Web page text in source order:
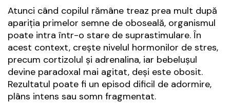
Atunci când copilul rămâne treaz prea mult după
apariția primelor semne de oboseală, organismul
poate intra într-o stare de suprastimulare. În
acest context, crește nivelul hormonilor de stres,
precum cortizolul și adrenalina, iar bebelușul
devine paradoxal mai agitat, deși este obosit.
Rezultatul poate fi un episod dificil de adormire,
plâns intens sau somn fragmentat.